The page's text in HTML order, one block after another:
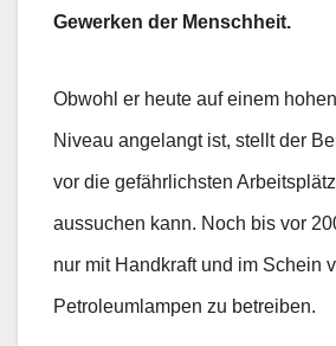
Gewerken der Menschheit.
Obwohl er heute auf einem
Niveau angelangt ist, stellt der
vor die gefährlichsten
aussuchen kann. Noch bis vor
nur mit Handkraft und im Schein
Petroleumlampen zu betreiben.